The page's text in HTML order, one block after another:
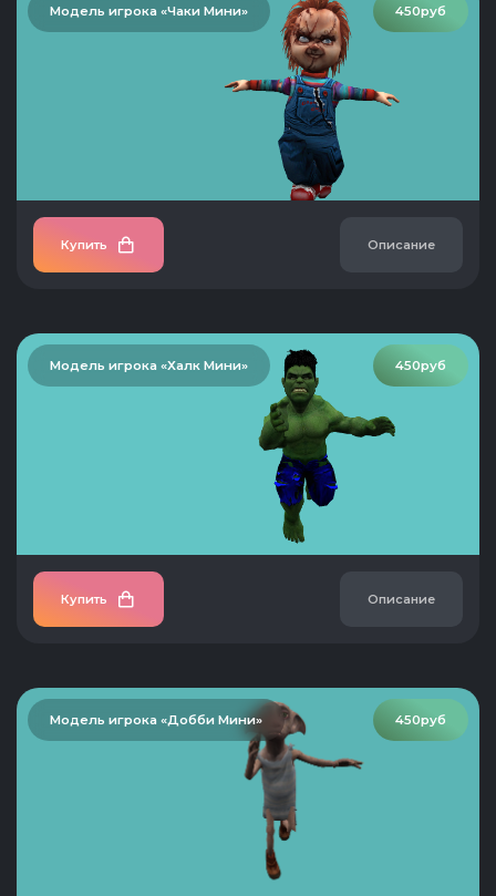
450руб
Модель игрока «Чаки Мини»
Купить Описание
450руб
Модель игрока «Халк Мини»
Купить Описание
450руб
Модель игрока «Добби Мини»